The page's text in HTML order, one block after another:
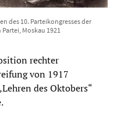
des 10. Parteikongresses der
Moskau 1921
rechter
von 1917
des Oktobers“